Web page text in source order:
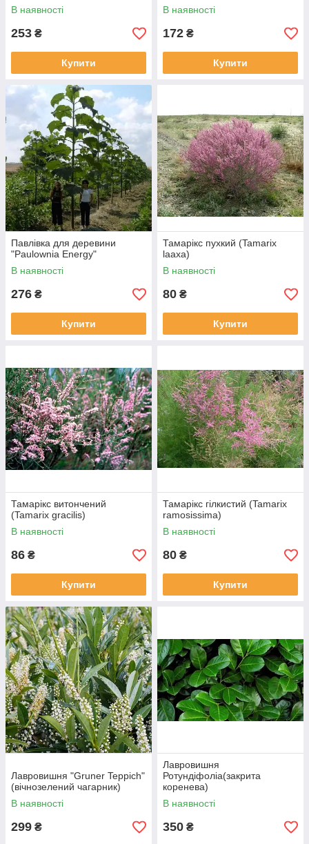
В наявності
253 ₴
Купити
В наявності
172 ₴
Купити
Павлівка для деревини
"Paulownia Energy"
В наявності
276 ₴
Купити
Тамарікс пухкий (Tamarix
laaxa)
В наявності
80 ₴
Купити
Тамарікс витончений
(Tamarix gracilis)
В наявності
86 ₴
Купити
Тамарікс гілкистий (Tamarix
ramosissima)
В наявності
80 ₴
Купити
Лавровишня "Gruner Teppich"
(вічнозелений чагарник)
В наявності
299 ₴
Лавровишня
Ротундіфоліа(закрита
коренева)
В наявності
350 ₴